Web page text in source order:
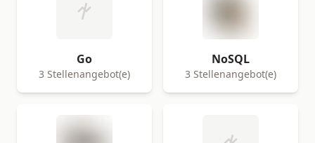
Go
3 Stellenangebot(e)
NoSQL
3 Stellenangebot(e)